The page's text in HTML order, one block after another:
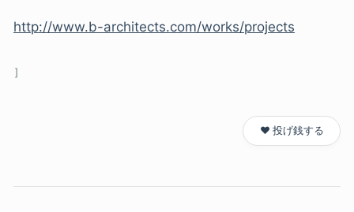
http://www.b-architects.com/works/projects
❤️ 投げ銭する